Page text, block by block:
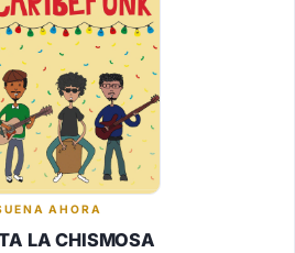
AHORA
LA CHISMOSA